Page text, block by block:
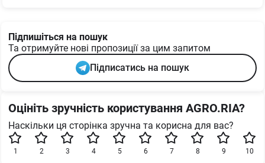
Підпишіться на пошук
Та отримуйте нові пропозиції за цим запитом
Підписатись на пошук
Оцініть зручність користування AGRO.RIA?
Наскільки ця сторінка зручна та корисна для вас?
10
9
8
7
6
5
4
3
2
1